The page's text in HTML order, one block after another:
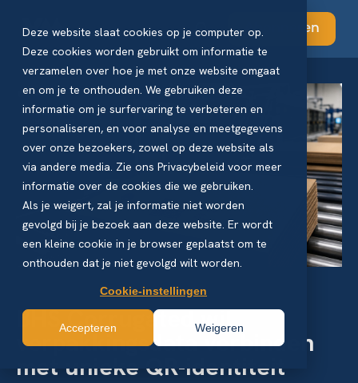
Deze website slaat cookies op je computer op.
Deze cookies worden gebruikt om informatie te
verzamelen over hoe je met onze website omgaat
en om je te onthouden. We gebruiken deze
informatie om je surfervaring te verbeteren en
personaliseren, en voor analyse en meetgegevens
over onze bezoekers, zowel op deze website als
via andere media. Zie ons Privacybeleid voor meer
informatie over de cookies die we gebruiken.
Als je weigert, zal je informatie niet worden
gevolgd bij je bezoek aan deze website. Er wordt
een kleine cookie in je browser geplaatst om te
onthouden dat je niet gevolgd wilt worden.
Cookie-instellingen
Accepteren Weigeren
Abonneren
BHS Corrugated wil
verpakkingsdata verbinden
met unieke QR-identiteit